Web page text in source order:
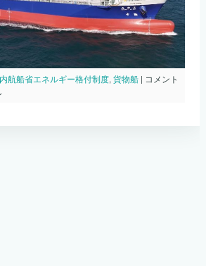
内航船省エネルギー格付制度,貨物船 | 内
コメント